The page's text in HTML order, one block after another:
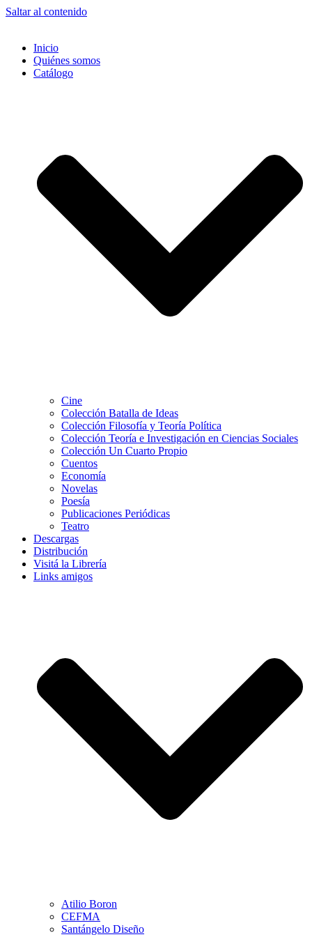
Saltar al contenido
Inicio
Quiénes somos
Catálogo
Cine
Colección Batalla de Ideas
Colección Filosofía y Teoría Política
Colección Teoría e Investigación en Ciencias Sociales
Colección Un Cuarto Propio
Cuentos
Economía
Novelas
Poesía
Publicaciones Periódicas
Teatro
Descargas
Distribución
Visitá la Librería
Links amigos
Atilio Boron
CEFMA
Santángelo Diseño